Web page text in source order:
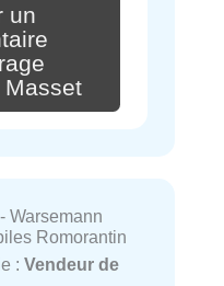
un
Masset
Warsemann
Romorantin
: Vendeur de